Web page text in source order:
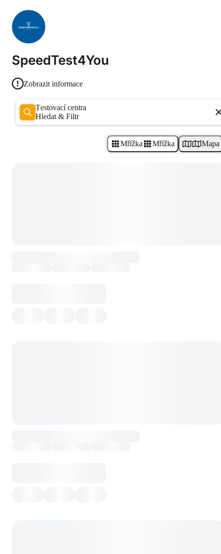
SpeedTest4You
Zobrazit informace
Testovací centra
Hledat & Filtr
Mřížka Mřížka Mapa